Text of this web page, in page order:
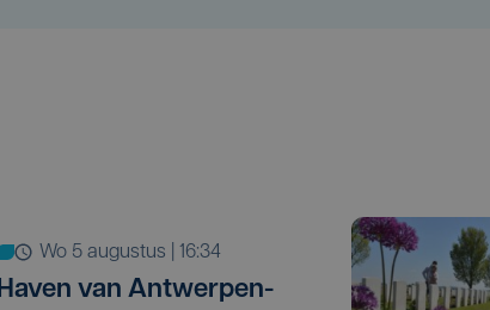
wo 5 augustus | 16:34
Haven van Antwerpen-